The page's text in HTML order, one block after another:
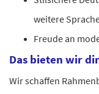
weitere
Freude an
Das bieten wir dir
Wir schaffen